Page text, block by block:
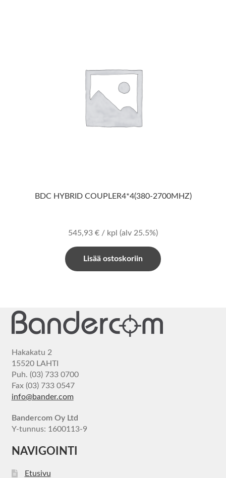
BDC HYBRID COUPLER4*4(380-2700MHZ)
545,93 € / kpl (alv 25.5%)
Lisää ostoskoriin
Hakakatu 2
15520 LAHTI
Puh. (03) 733 0700
Fax (03) 733 0547
info@bander.com
Bandercom Oy Ltd
Y-tunnus: 1600113-9
NAVIGOINTI
Etusivu